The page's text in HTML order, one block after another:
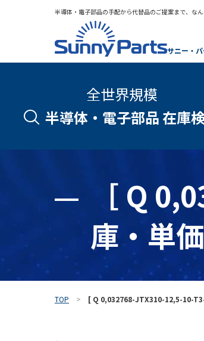
半導体・電子部品の手配から代替品のご提案まで、なん
サニー・
全世界規模
半導体・電子部品 在庫
［ Q
庫・単
TOP [ Q 0,032768-JTX310-12,5-10-